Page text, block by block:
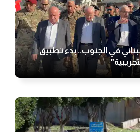
في الجنوب.. بدء تطبيق